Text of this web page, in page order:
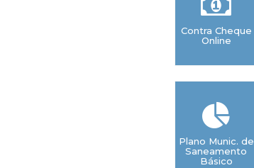
Contra Cheque
Online
Plano Munic. de
Saneamento
Básico